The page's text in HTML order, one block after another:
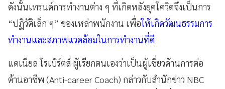
ดังนั้นเทรนด์การทำงานต่าง ๆ ที่เกิดหลังยุคโควิดจึงเป็นการ
“ปฏิวัติเล็ก ๆ” ของเหล่าพนักงาน เพื่อให้เกิดวัฒนธรรมการ
ทำงานและสภาพแวดล้อมในการทำงานที่ดี
แดเนียล โรเบิร์ตส์ ผู้เรียกตนเองว่าเป็นผู้เชี่ยวด้านการต่อ
ต้านอาชีพ (Anti-career Coach) กล่าวกับสำนักข่าว NBC